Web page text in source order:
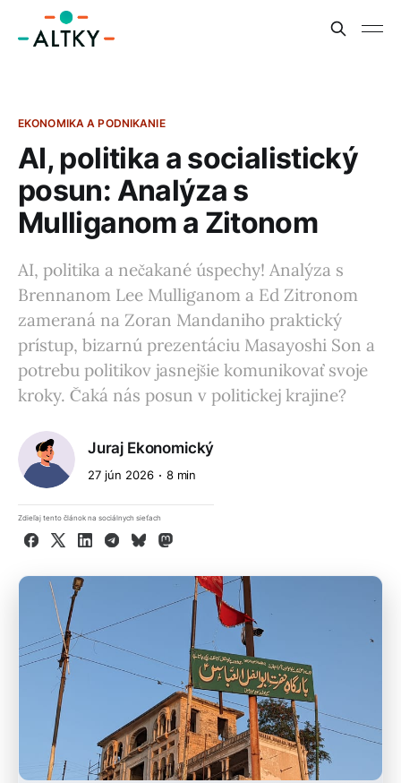
EKONOMIKA A PODNIKANIE
AI, politika a socialistický
posun: Analýza s
Mulliganom a Zitonom
AI, politika a nečakané úspechy! Analýza s
Brennanom Lee Mulliganom a Ed Zitronom
zameraná na Zoran Mandaniho praktický
prístup, bizarnú prezentáciu Masayoshi Son a
potrebu politikov jasnejšie komunikovať svoje
kroky. Čaká nás posun v politickej krajine?
Juraj Ekonomický
27 jún 2026 8 min
Zdieľaj tento článok na sociálnych sieťach
Facebook
X LinkedInTelegram
BlueskyMastodon